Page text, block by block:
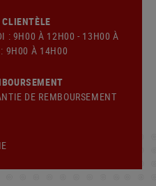
: 9H00 À 12H00 - 13H00 À
9H00 À 14H00
DE REMBOURSEMENT